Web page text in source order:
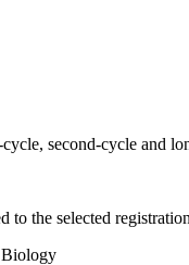
second-cycle and
to the selected
Biology